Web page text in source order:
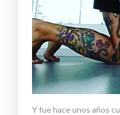
Y fue hace unos años